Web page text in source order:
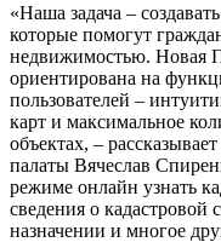
«Наша задача –
которые помогут
недвижимостью. Новая
ориентирована на
пользователей –
карт и максимальное
объектах, –
палаты Вячеслав
режиме онлайн узнать
сведения о кадастровой
назначении и многое